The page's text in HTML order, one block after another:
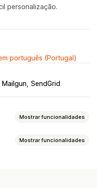
personalização.
português (Portugal)
Mailgun SendGrid
Mostrar funcionalidades
Mostrar funcionalidades